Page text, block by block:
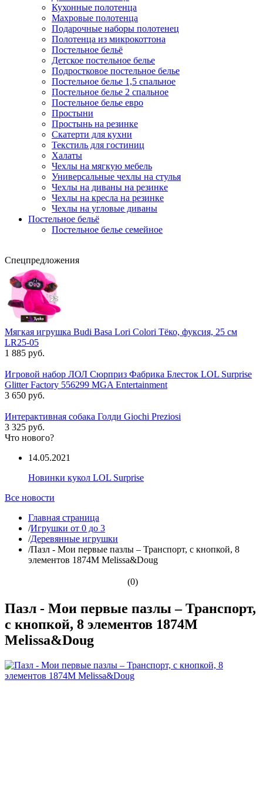
Кухонные полотенца
Махровые полотенца
Подарочные наборы полотенец
Полотенца из микрокоттона
Постельное бельё
Детское постельное белье
Подростковое постельное белье
Постельное белье 1,5 спальное
Постельное белье 2 спальное
Постельное белье евро
Простыни
Простынь на резинке
Скатерти для кухни
Текстиль для гостиниц
Халаты
Чехлы на мягкую мебель
Универсальные чехлы на стулья
Чехлы на диваны на резинке
Чехлы на кресла на резинке
Чехлы на угловые диваны
Постельное бельё
Постельное белье семейное
Спецпредложения
Мягкая игрушка Budi Basa Lori Colori Тёко, фуксия, 25 см
LR25-05
1 885 руб.
Игровой набор ЛОЛ Сюрприз Фабрика Блесток LOL Surprise
Glitter Factory 556299 MGA Entertainment
3 650 руб.
Интерактивная собака Голди Giochi Preziosi
3 325 руб.
Что нового?
14.05.2021
Новинки кукол LOL Surprise
Все новости
Главная страница
/Игрушки от 0 до 3
/Деревянные игрушки
/Пазл - Мои первые пазлы – Транспорт, с кнопкой, 8
элементов 1874M Melissa&Doug
(0)
Пазл - Мои первые пазлы – Транспорт,
с кнопкой, 8 элементов 1874M
Melissa&Doug